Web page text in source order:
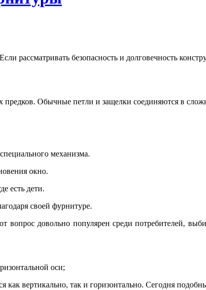
рассматривать безопасность и долговечность
предков. Обычные петли и защелки соединяются в
механизма.
окно.
есть дети.
своей фурнитуре.
вопрос довольно популярен среди потребителей,
оси;
вертикально, так и горизонтально. Сегодня